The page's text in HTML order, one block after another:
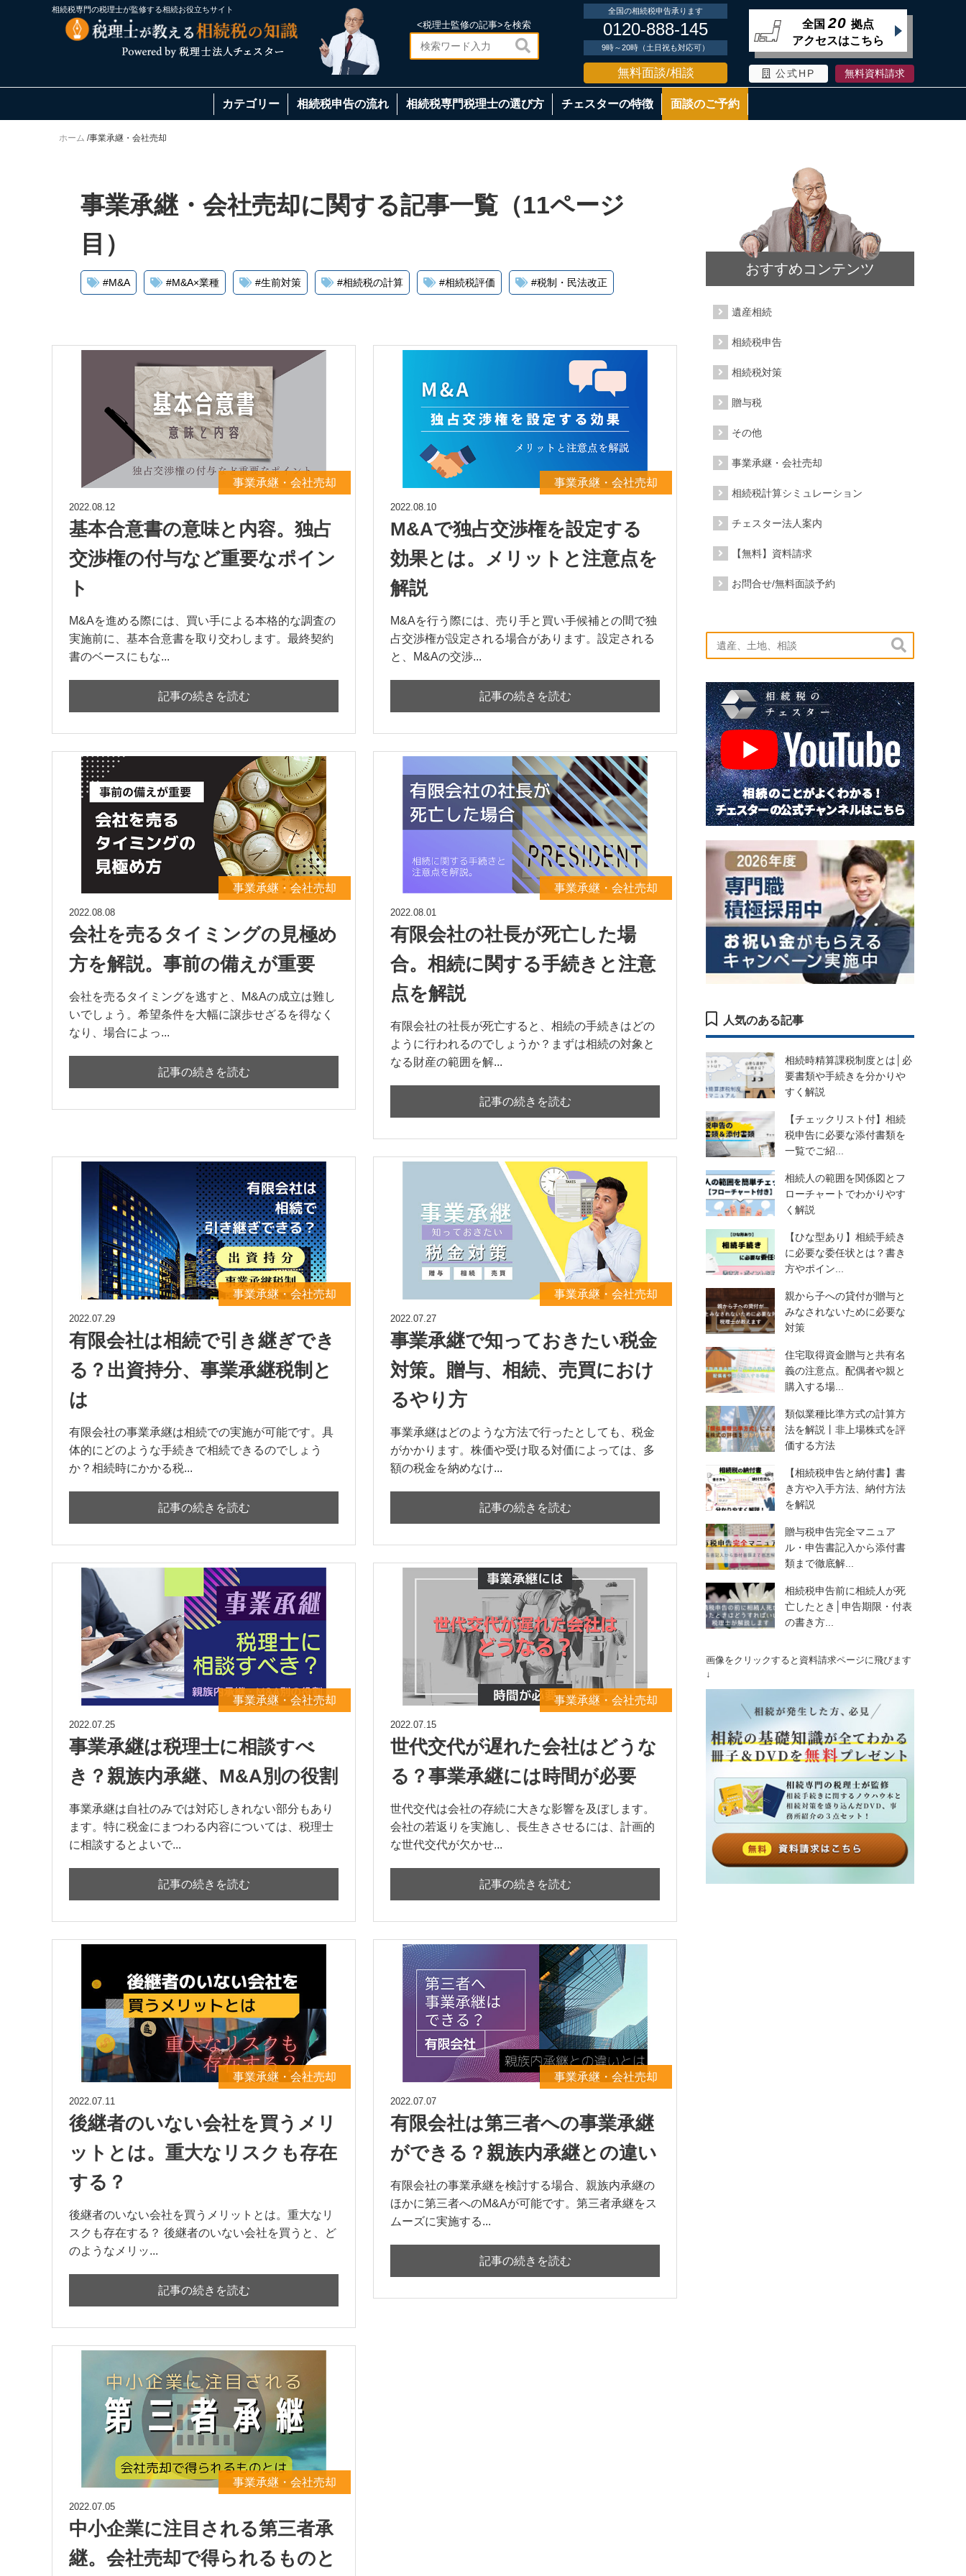
相続税専門の税理士が監修する相続お役立ちサイト
<税理士監修の記事>を検索

全国の相続税申告承ります
0120-888-145
9時～20時（土日祝も対応可）
無料面談/相談
全国 20 拠点
アクセスはこちら
公式HP 無料資料請求
カテゴリー 相続税申告の流れ 相続税専門税理士の選び方 チェスターの特徴 面談のご予約
ホーム /事業承継・会社売却
事業承継・会社売却に関する記事一覧（11ページ
目）
#M&A #M&A×業種 #生前対策 #相続税の計算 #相続税評価 #税制・民法改正
事業承継・会社売却
2022.08.12
基本合意書の意味と内容。独占
交渉権の付与など重要なポイン
ト
M&Aを進める際には、買い手による本格的な調査の
実施前に、基本合意書を取り交わします。最終契約
書のベースにもな...
記事の続きを読む
事業承継・会社売却
2022.08.10
M&Aで独占交渉権を設定する
効果とは。メリットと注意点を
解説
M&Aを行う際には、売り手と買い手候補との間で独
占交渉権が設定される場合があります。設定される
と、M&Aの交渉...
記事の続きを読む
事業承継・会社売却
2022.08.08
会社を売るタイミングの見極め
方を解説。事前の備えが重要
会社を売るタイミングを逃すと、M&Aの成立は難し
いでしょう。希望条件を大幅に譲歩せざるを得なく
なり、場合によっ...
記事の続きを読む
事業承継・会社売却
2022.08.01
有限会社の社長が死亡した場
合。相続に関する手続きと注意
点を解説
有限会社の社長が死亡すると、相続の手続きはどの
ように行われるのでしょうか？まずは相続の対象と
なる財産の範囲を解...
記事の続きを読む
事業承継・会社売却
2022.07.29
有限会社は相続で引き継ぎでき
る？出資持分、事業承継税制と
は
有限会社の事業承継は相続での実施が可能です。具
体的にどのような手続きで相続できるのでしょう
か？相続時にかかる税...
記事の続きを読む
事業承継・会社売却
2022.07.27
事業承継で知っておきたい税金
対策。贈与、相続、売買におけ
るやり方
事業承継はどのような方法で行ったとしても、税金
がかかります。株価や受け取る対価によっては、多
額の税金を納めなけ...
記事の続きを読む
事業承継・会社売却
2022.07.25
事業承継は税理士に相談すべ
き？親族内承継、M&A別の役割
事業承継は自社のみでは対応しきれない部分もあり
ます。特に税金にまつわる内容については、税理士
に相談するとよいで...
記事の続きを読む
事業承継・会社売却
2022.07.15
世代交代が遅れた会社はどうな
る？事業承継には時間が必要
世代交代は会社の存続に大きな影響を及ぼします。
会社の若返りを実施し、長生きさせるには、計画的
な世代交代が欠かせ...
記事の続きを読む
事業承継・会社売却
2022.07.11
後継者のいない会社を買うメリ
ットとは。重大なリスクも存在
する？
後継者のいない会社を買うメリットとは。重大なリ
スクも存在する？ 後継者のいない会社を買うと、ど
のようなメリッ...
記事の続きを読む
事業承継・会社売却
2022.07.07
有限会社は第三者への事業承継
ができる？親族内承継との違い
有限会社の事業承継を検討する場合、親族内承継の
ほかに第三者へのM&Aが可能です。第三者承継をス
ムーズに実施する...
記事の続きを読む
事業承継・会社売却
2022.07.05
中小企業に注目される第三者承
継。会社売却で得られるものと
おすすめコンテンツ
遺産相続
相続税申告
相続税対策
贈与税
その他
事業承継・会社売却
相続税計算シミュレーション
チェスター法人案内
【無料】資料請求
お問合せ/無料面談予約

人気のある記事
相続時精算課税制度とは│必
要書類や手続きを分かりや
すく解説
【チェックリスト付】相続
税申告に必要な添付書類を
一覧でご紹...
相続人の範囲を関係図とフ
ローチャートでわかりやす
く解説
【ひな型あり】相続手続き
に必要な委任状とは？書き
方やポイン...
親から子への貸付が贈与と
みなされないために必要な
対策
住宅取得資金贈与と共有名
義の注意点。配偶者や親と
購入する場...
類似業種比準方式の計算方
法を解説丨非上場株式を評
価する方法
【相続税申告と納付書】書
き方や入手方法、納付方法
を解説
贈与税申告完全マニュア
ル・申告書記入から添付書
類まで徹底解...
相続税申告前に相続人が死
亡したとき│申告期限・付表
の書き方...
画像をクリックすると資料請求ページに飛びます
↓